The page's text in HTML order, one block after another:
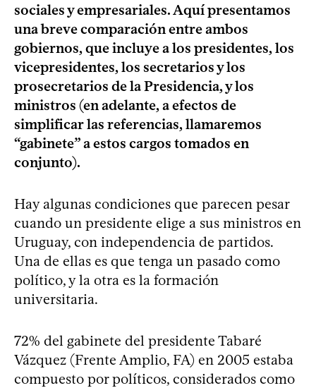
sociales y empresariales. Aquí presentamos
una breve comparación entre ambos
gobiernos, que incluye a los presidentes, los
vicepresidentes, los secretarios y los
prosecretarios de la Presidencia, y los
ministros (en adelante, a efectos de
simplificar las referencias, llamaremos
“gabinete” a estos cargos tomados en
conjunto).
Hay algunas condiciones que parecen pesar
cuando un presidente elige a sus ministros en
Uruguay, con independencia de partidos.
Una de ellas es que tenga un pasado como
político, y la otra es la formación
universitaria.
72% del gabinete del presidente Tabaré
Vázquez (Frente Amplio, FA) en 2005 estaba
compuesto por políticos, considerados como